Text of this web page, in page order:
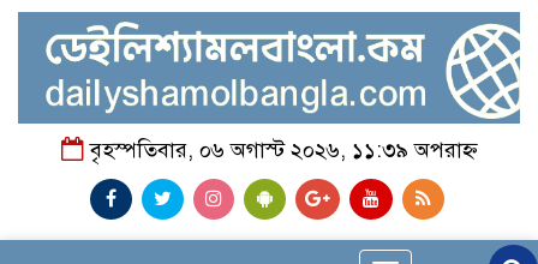
বৃহস্পতিবার, ০৬ অগাস্ট ২০২৬, ১১:৩৯ অপরাহ্ন